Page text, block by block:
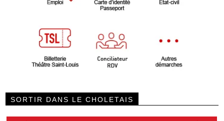
SORTIR DANS LE CHOLETAIS